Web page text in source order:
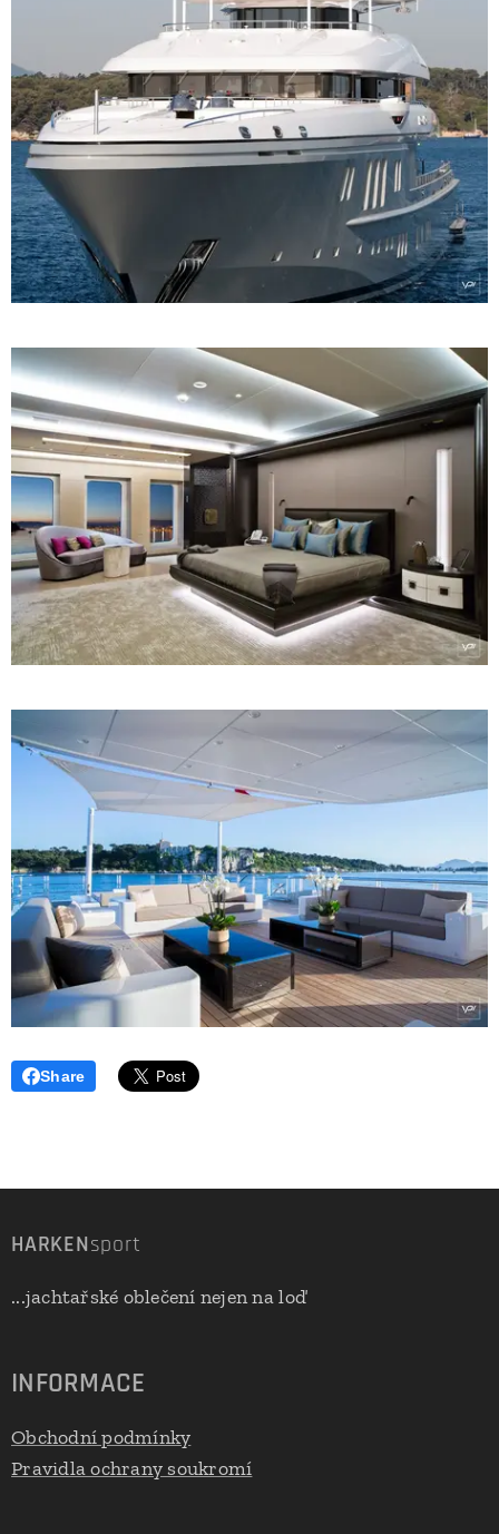
Share
HARKENsport
...jachtařské oblečení nejen na loď
INFORMACE
Obchodní podmínky
Pravidla ochrany soukromí